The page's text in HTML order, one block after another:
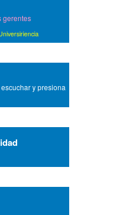
gerentes
y presiona
siempre las
dura.
Martin.
que merece.